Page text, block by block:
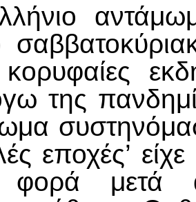
της
εποχές’
φορά μετά